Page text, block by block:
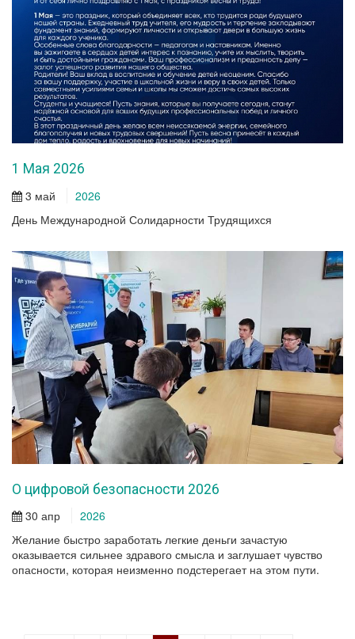
1 Мая 2026
3 май
2026
День Международной Солидарности Трудящихся
О цифровой безопасности 2026
30 апр
2026
Желание быстро заработать легкие деньги зачастую
оказывается сильнее здравого смысла и заглушает чувство
опасности, которая неизменно подстерегает на этом пути.